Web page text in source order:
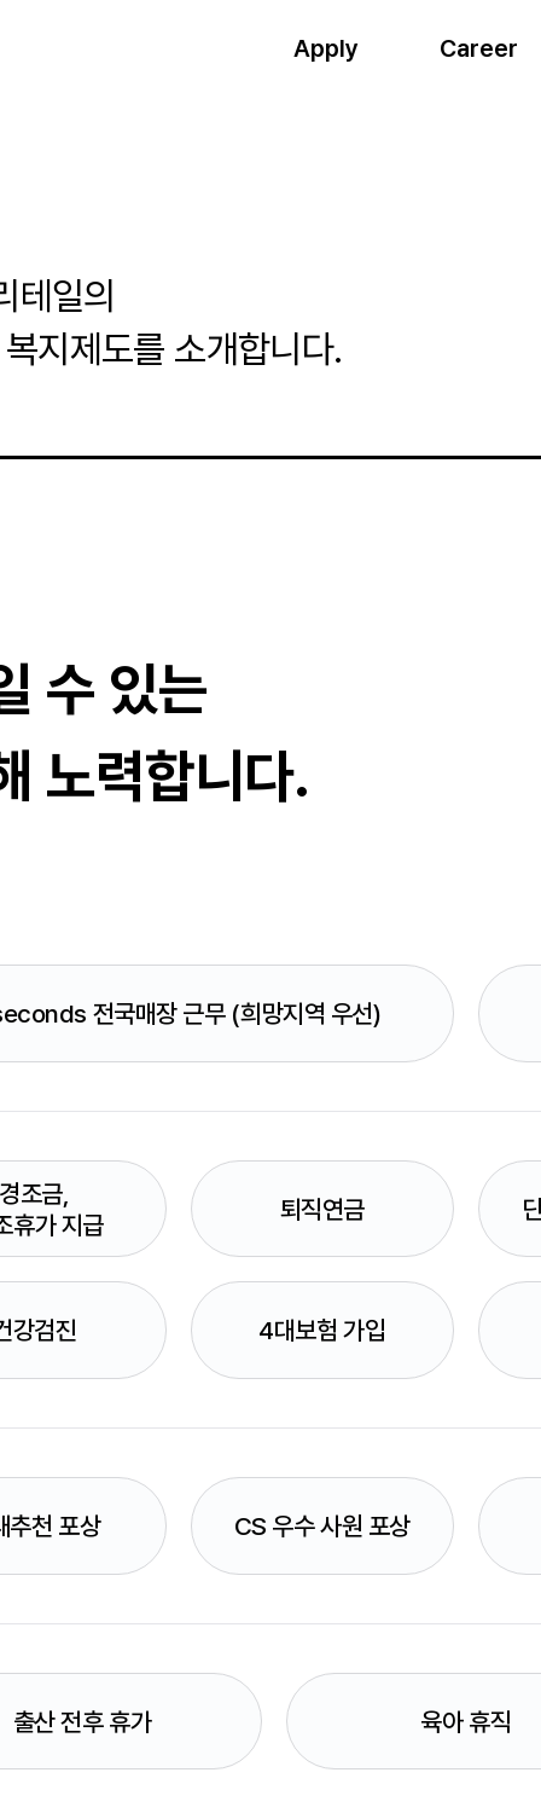
Apply Career
테일의
지제도를 소개합니다.
수 있는
노력합니다.
전국매장 근무 (희망지역 우선)
경조금,
휴가 지급
퇴직연금
강검진 4대보험 가입
추천 포상 CS 우수 사원 포상
출산 전후 휴가 육아 휴직